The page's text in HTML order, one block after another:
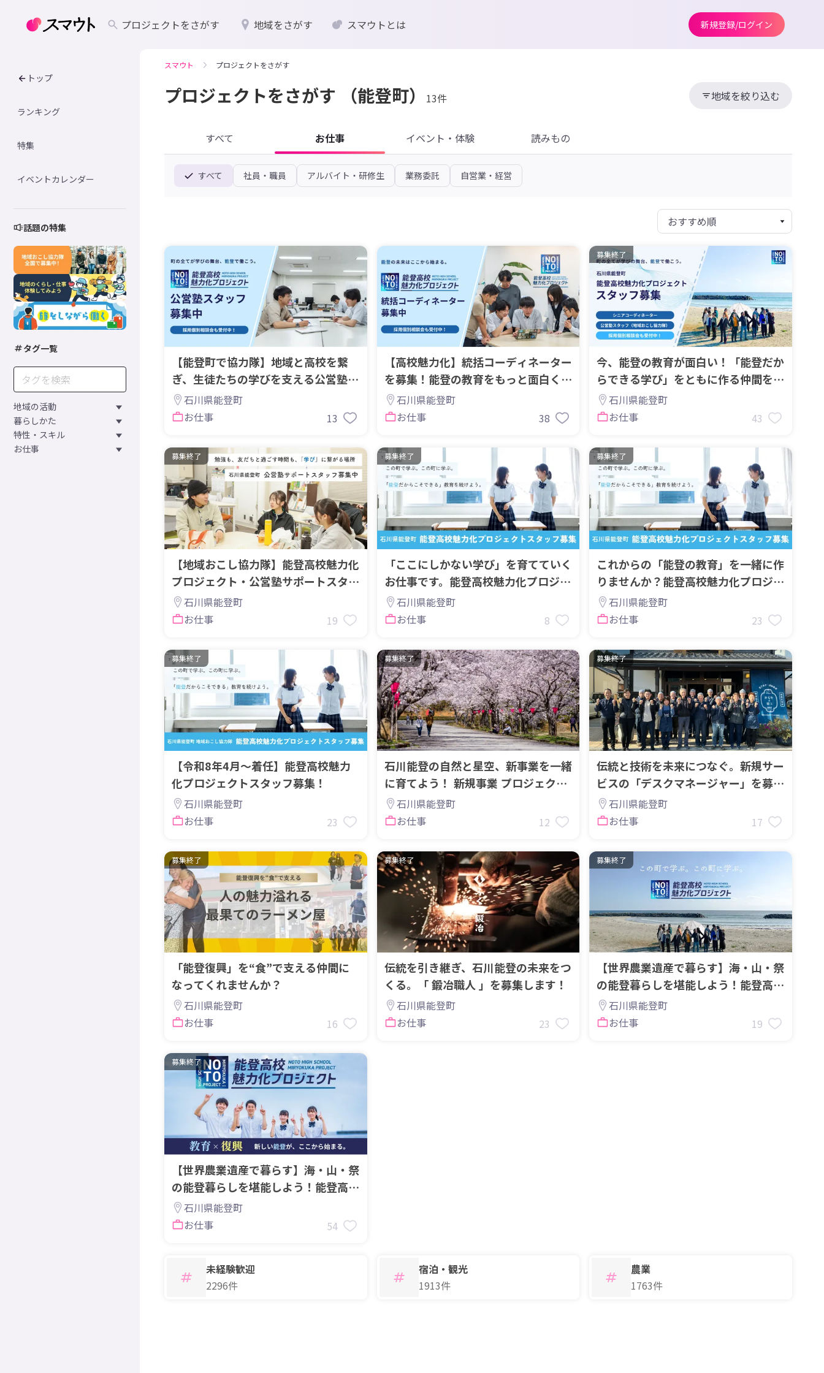
プロジェクトをさがす 地域をさがす スマウトとは 新規登録/ログイン
トップ
ランキング
特集
イベントカレンダー
話題の特集
タグ一覧
地域の活動
暮らしかた
特性・スキル
お仕事
スマウト プロジェクトをさがす
プロジェクトをさがす （能登町） 13件 地域を絞り込む
すべて お仕事 イベント・体験 読みもの
すべて 社員・職員 アルバイト・研修生 業務委託 自営業・経営
【能登町で協力隊】地域と高校を繋
ぎ、生徒たちの学びを支える公営塾ス
タッフを募集！
石川県能登町
お仕事
13
【高校魅力化】統括コーディネーター
を募集！能登の教育をもっと面白く。
あなたの力が必要です！
石川県能登町
お仕事
38
募集終了
今、能登の教育が面白い！「能登だか
らできる学び」をともに作る仲間を募
集します
石川県能登町
お仕事
43
募集終了
【地域おこし協力隊】能登高校魅力化
プロジェクト・公営塾サポートスタッ
フを募集！
石川県能登町
お仕事
19
募集終了
「ここにしかない学び」を育てていく
お仕事です。能登高校魅力化プロジェ
クトスタッフ募集！
石川県能登町
お仕事
8
募集終了
これからの「能登の教育」を一緒に作
りませんか？能登高校魅力化プロジェ
クトスタッフ募集！
石川県能登町
お仕事
23
募集終了
【令和8年4月～着任】能登高校魅力
化プロジェクトスタッフ募集！
石川県能登町
お仕事
23
募集終了
石川能登の自然と星空、新事業を一緒
に育てよう！ 新規事業 プロジェクト
リーダーを募集！
石川県能登町
お仕事
12
募集終了
伝統と技術を未来につなぐ。新規サー
ビスの「デスクマネージャー」を募集
します！
石川県能登町
お仕事
17
募集終了
「能登復興」を“食”で支える仲間に
なってくれませんか？
石川県能登町
お仕事
16
募集終了
伝統を引き継ぎ、石川能登の未来をつ
くる。「 鍛冶職人 」を募集します！
石川県能登町
お仕事
23
募集終了
【世界農業遺産で暮らす】海・山・祭
の能登暮らしを堪能しよう！能登高校
魅力化スタッフ大募集
石川県能登町
お仕事
19
募集終了
【世界農業遺産で暮らす】海・山・祭
の能登暮らしを堪能しよう！能登高校
魅力化スタッフ大募集
石川県能登町
お仕事
54
未経験歓迎
2296件
宿泊・観光
1913件
農業
1763件